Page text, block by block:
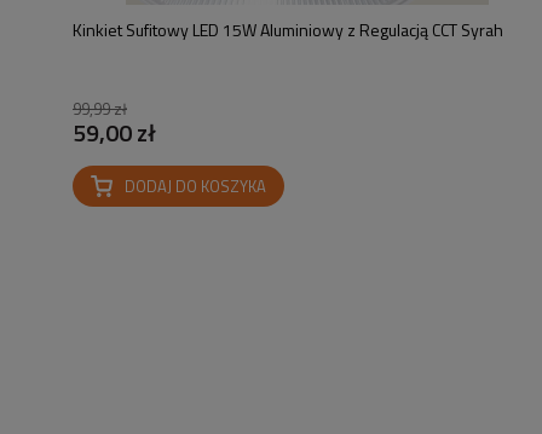
Kinkiet Sufitowy LED 15W Aluminiowy z Regulacją CCT Syrah
99,99 zł
59,00 zł
DODAJ DO KOSZYKA